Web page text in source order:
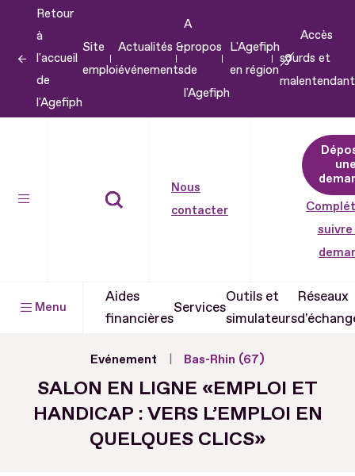
contenu
Retour
à
l'accueil
de
l'Agefiph
Site
emploi
Actualités &
événements
A
propos
de
l'Agefiph
L'Agefiph
en région
Accès
sourds et
Nous
contacter
suivre
Menu
Aides
financières
Services
Outils et
simulateurs
Réseaux
Evénement Bas-Rhin (67)
SALON EN LIGNE «EMPLOI ET
HANDICAP : VERS L’EMPLOI EN
QUELQUES CLICS»